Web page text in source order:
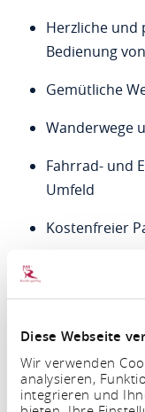
Diese Webseite
Wir verwenden
analysieren,
integrieren und
Herzliche und
Bedienung
Gemütliche
Wanderwege
Fahrrad- und
Umfeld
Kostenfreier
Kostenfreies
Die Anreise ist ab
Anreisezeit davor